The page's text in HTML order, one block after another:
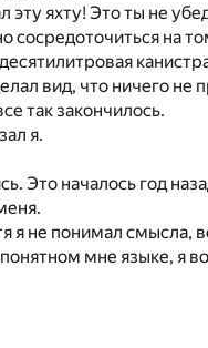
яхту! Это ты не
на
вид, что ничего не
так закончилось.
я.
началось год
я не понимал смысла,
мне языке, я